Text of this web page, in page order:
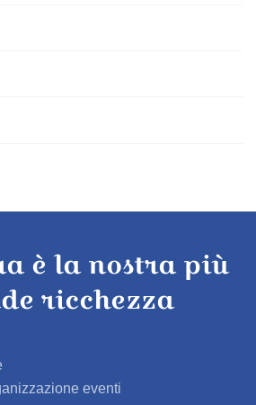
è la nostra più
ricchezza
eventi